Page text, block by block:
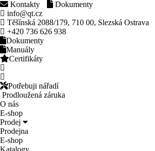
Kontakty
Dokumenty
info@qt.cz
Těšínská 2088/179, 710 00, Slezská Ostrava
+420 736 626 938
Dokumenty
Manuály
Certifikáty
Potřebuji nářadí
Prodloužená záruka
O nás
E-shop
Prodej
Prodejna
E-shop
Katalogy